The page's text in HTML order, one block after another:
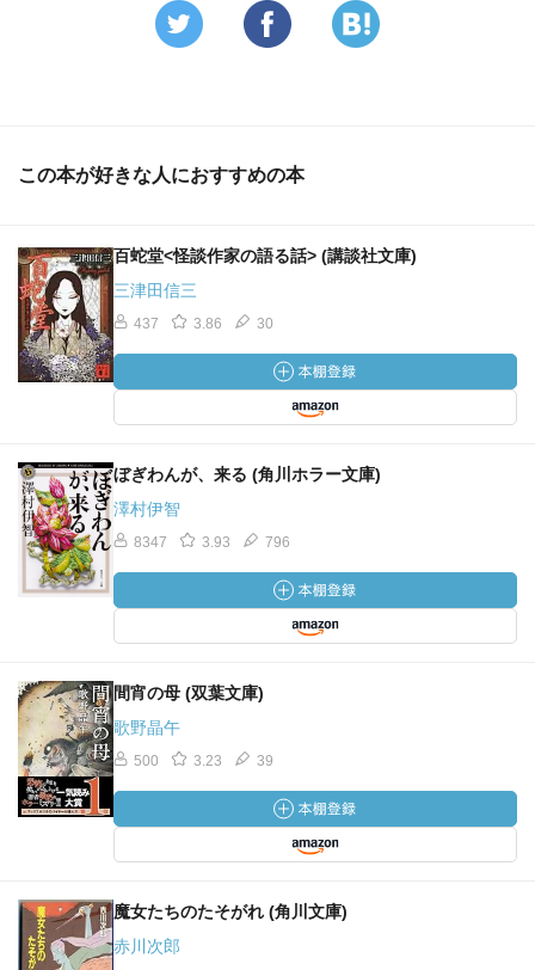
この本が好きな人におすすめの本
百蛇堂<怪談作家の語る話> (講談社文庫)
三津田信三
437 3.86 30
ぼぎわんが、来る (角川ホラー文庫)
澤村伊智
8347 3.93 796
間宵の母 (双葉文庫)
歌野晶午
500 3.23 39
魔女たちのたそがれ (角川文庫)
赤川次郎